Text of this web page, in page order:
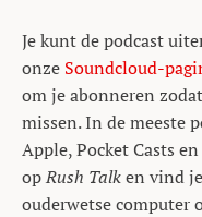
Je kunt de podcast
onze Soundcloud-
om je abonneren
missen. In de meeste
Apple, Pocket Casts
opRush Talken vind
ouderwetse computer